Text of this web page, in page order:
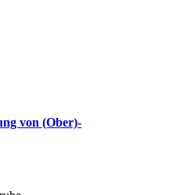
von (Ober)-